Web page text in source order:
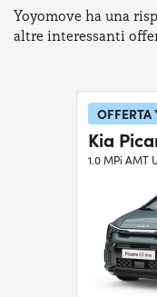
Yoyomove ha una
altre interessanti
OFFERTA
Kia
1.0 MPi AMT